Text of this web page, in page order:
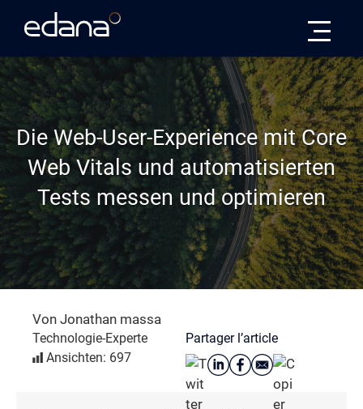
Die Web-User-Experience mit Core
Web Vitals und automatisierten
Tests messen und optimieren
Von Jonathan massa
Technologie-Experte
Ansichten: 697
Partager l’article